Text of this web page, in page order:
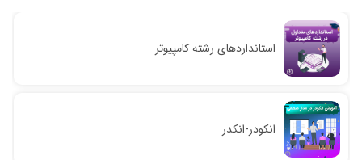
استانداردهای رشته کامپیوتر
انکودر-انکدر